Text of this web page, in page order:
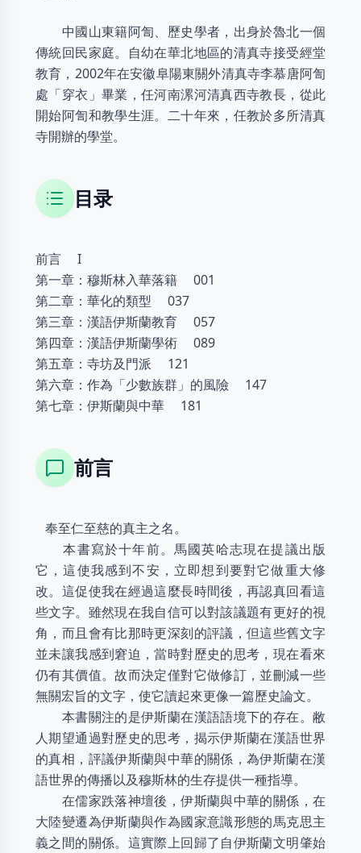
中國山東籍阿訇、歷史學者，出身於魯北一個
傳統回民家庭。自幼在華北地區的清真寺接受經堂
教育，2002年在安徽阜陽東關外清真寺李慕唐阿訇
處「穿衣」畢業，任河南漯河清真西寺教長，從此
開始阿訇和教學生涯。二十年來，任教於多所清真
寺開辦的學堂。
目录
前言 I
第一章：穆斯林入華落籍 001
第二章：華化的類型 037
第三章：漢語伊斯蘭教育 057
第四章：漢語伊斯蘭學術 089
第五章：寺坊及門派 121
第六章：作為「少數族群」的風險 147
第七章：伊斯蘭與中華 181
前言
奉至仁至慈的真主之名。
本書寫於十年前。馬國英哈志現在提議出版
它，這使我感到不安，立即想到要對它做重大修
改。這促使我在經過這麼長時間後，再認真回看這
些文字。雖然現在我自信可以對該議題有更好的視
角，而且會有比那時更深刻的評議，但這些舊文字
並未讓我感到窘迫，當時對歷史的思考，現在看來
仍有其價值。故而決定僅對它做修訂，並刪減一些
無關宏旨的文字，使它讀起來更像一篇歷史論文。
本書關注的是伊斯蘭在漢語語境下的存在。敝
人期望通過對歷史的思考，揭示伊斯蘭在漢語世界
的真相，評議伊斯蘭與中華的關係，為伊斯蘭在漢
語世界的傳播以及穆斯林的生存提供一種指導。
在儒家跌落神壇後，伊斯蘭與中華的關係，在
大陸變遷為伊斯蘭與作為國家意識形態的馬克思主
義之間的關係。這實際上回歸了自伊斯蘭文明肇始